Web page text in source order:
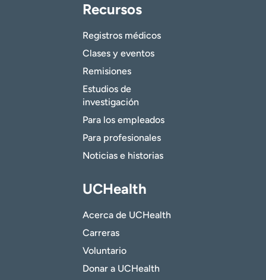
Recursos
Registros médicos
Clases y eventos
Remisiones
Estudios de
investigación
Para los empleados
Para profesionales
Noticias e historias
UCHealth
Acerca de UCHealth
Carreras
Voluntario
Donar a UCHealth